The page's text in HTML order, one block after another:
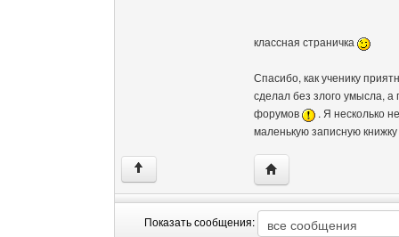
классная страничка
Спасибо, как ученику
сделал без злого умысла,
форумов
. Я несколько
маленькую записную
↑ Посетить сайт
Показать сообщения: